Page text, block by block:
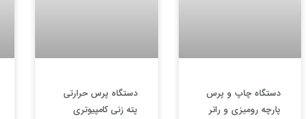
دستگاه چاپ و پرس
پارچه رومیزی و رانر
دستگاه پرس حرارتی
پته زنی کامپیوتری